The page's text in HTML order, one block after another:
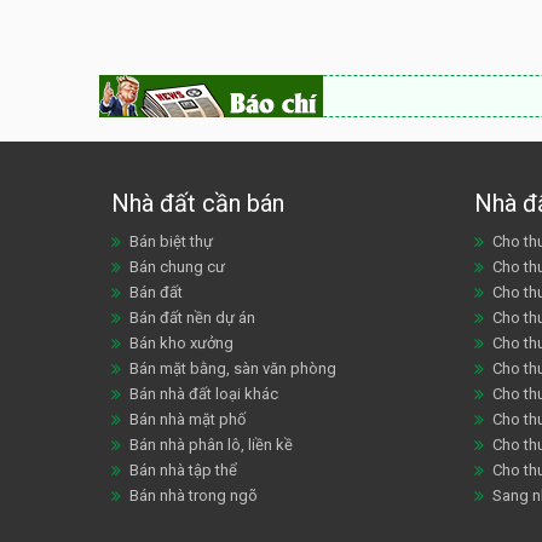
Nhà đất cần bán
Bán biệt thự
Bán chung cư
Bán đất
Bán đất nền dự án
Bán kho xưởng
Bán mặt bằng, sàn văn phòng
Bán nhà đất loại khác
Bán nhà mặt phố
Bán nhà phân lô, liền kề
Bán nhà tập thể
Bán nhà trong ngõ
Nhà
Cho
Cho
Cho
Cho
Cho
Cho
Cho
Cho
Cho
Cho
Sang